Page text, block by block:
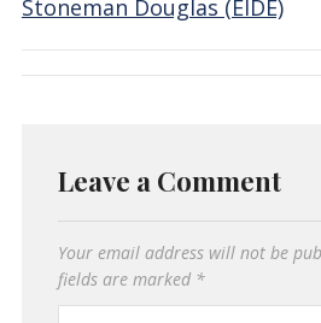
Stoneman Douglas (EIDE)
Leave a Comment
Your email address will not be
fields are marked *